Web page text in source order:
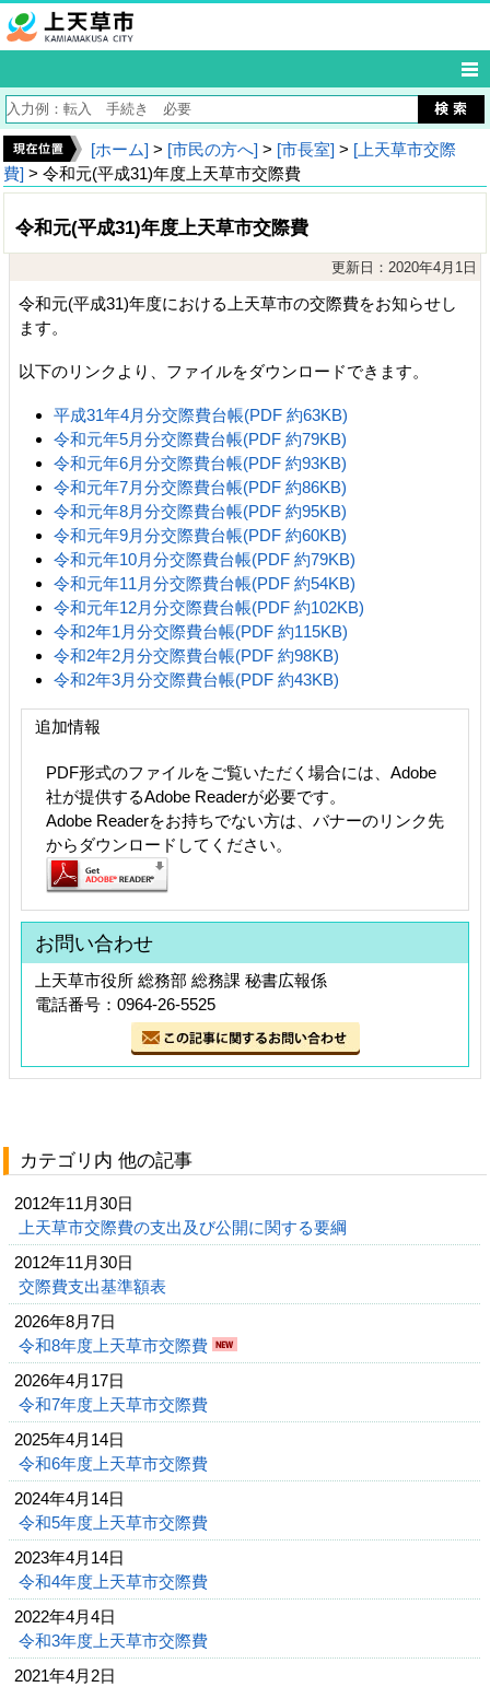
[ホーム] > [市民の方へ] > [市長室] > [上天草市交際
費] > 令和元(平成31)年度上天草市交際費
令和元(平成31)年度上天草市交際費
更新日：2020年4月1日
令和元(平成31)年度における上天草市の交際費をお知らせし
ます。
以下のリンクより、ファイルをダウンロードできます。
平成31年4月分交際費台帳(PDF 約63KB)
令和元年5月分交際費台帳(PDF 約79KB)
令和元年6月分交際費台帳(PDF 約93KB)
令和元年7月分交際費台帳(PDF 約86KB)
令和元年8月分交際費台帳(PDF 約95KB)
令和元年9月分交際費台帳(PDF 約60KB)
令和元年10月分交際費台帳(PDF 約79KB)
令和元年11月分交際費台帳(PDF 約54KB)
令和元年12月分交際費台帳(PDF 約102KB)
令和2年1月分交際費台帳(PDF 約115KB)
令和2年2月分交際費台帳(PDF 約98KB)
令和2年3月分交際費台帳(PDF 約43KB)
追加情報
PDF形式のファイルをご覧いただく場合には、Adobe
社が提供するAdobe Readerが必要です。
Adobe Readerをお持ちでない方は、バナーのリンク先
からダウンロードしてください。
お問い合わせ
上天草市役所 総務部 総務課 秘書広報係
電話番号：0964-26-5525
カテゴリ内 他の記事
2012年11月30日
上天草市交際費の支出及び公開に関する要綱
2012年11月30日
交際費支出基準額表
2026年8月7日
令和8年度上天草市交際費
2026年4月17日
令和7年度上天草市交際費
2025年4月14日
令和6年度上天草市交際費
2024年4月14日
令和5年度上天草市交際費
2023年4月14日
令和4年度上天草市交際費
2022年4月4日
令和3年度上天草市交際費
2021年4月2日